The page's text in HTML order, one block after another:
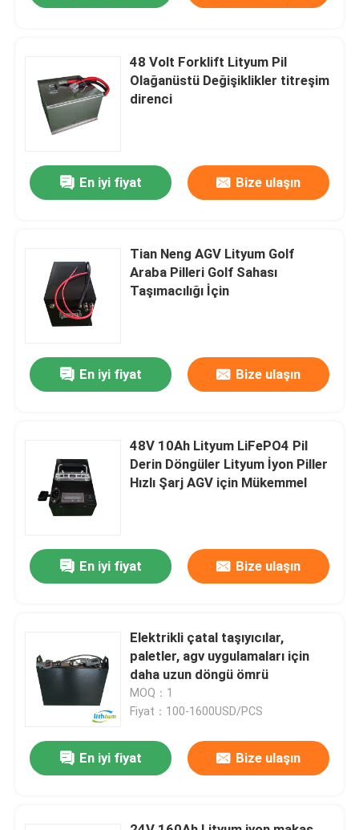
Ev
Hakkımızda
Fabrika turu
Kalite kontrol
forklift lityum pil
Elektrikli Forklift Lityum İyon Pil
48 Volt Lityum İyon Forklift Pil
Transpalet Aküsü
48 Volt Forklift Lityum Pil
Olağanüstü Değişiklikler titreşim
direnci
En iyi fiyat Bize ulaşın
Tian Neng AGV Lityum Golf
Araba Pilleri Golf Sahası
Taşımacılığı İçin
En iyi fiyat Bize ulaşın
48V 10Ah Lityum LiFePO4 Pil
Derin Döngüler Lityum İyon Piller
Hızlı Şarj AGV için Mükemmel
En iyi fiyat Bize ulaşın
Elektrikli çatal taşıyıcılar,
paletler, agv uygulamaları için
daha uzun döngü ömrü
MOQ：1
Fiyat：100-1600USD/PCS
En iyi fiyat Bize ulaşın